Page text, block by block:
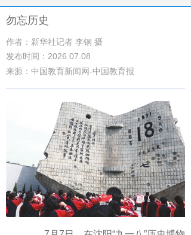
勿忘历史
作者：新华社记者 李钢 摄
发布时间：2026.07.08
来源：中国教育新闻网-中国教育报